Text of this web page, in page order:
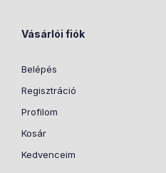
Vásárlói fiók
Belépés
Regisztráció
Profilom
Kosár
Kedvenceim